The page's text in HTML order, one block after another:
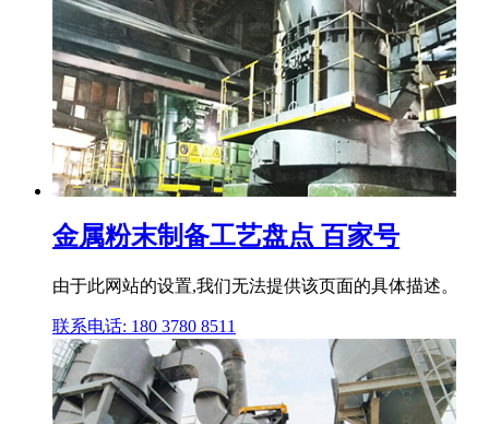
金属粉末制备工艺盘点 百家号
由于此网站的设置,我们无法提供该页面的具体描述。
联系电话: 180 3780 8511